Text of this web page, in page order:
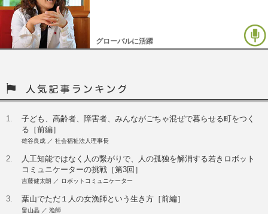
グローバルに活躍
1.
子ども、高齢者、障害者、みんながごちゃ混ぜで暮らせる町をつく
る［前編］
雄谷良成 ／ 社会福祉法人理事長
2.
人工知能ではなく人の繋がりで、人の孤独を解消する若きロボット
コミュニケーターの挑戦［第3回］
吉藤健太朗 ／ ロボットコミュニケーター
3. 葉山でただ１人の女漁師という生き方［前編］
畠山晶 ／ 漁師